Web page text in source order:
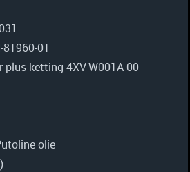
01
ketting 4XV-W001A-00
olie